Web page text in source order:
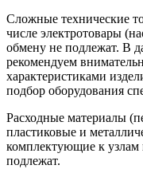
Сложные технические
числе электротовары
обмену не подлежат. В
рекомендуем
характеристиками
подбор оборудования
Расходные материалы
пластиковые и
комплектующие к узлам
подлежат.